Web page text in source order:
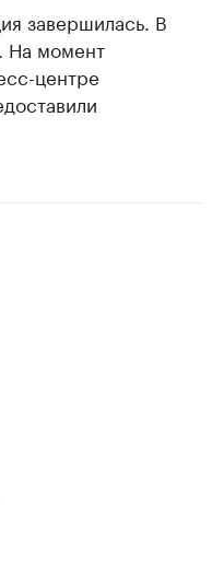
завершилась. В
На момент
центре